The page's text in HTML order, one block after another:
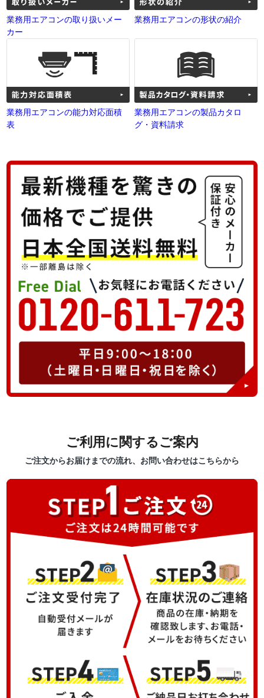
業務用エアコンの取り扱いメー
カー
業務用エアコンの形状の紹介
業務用エアコンの能力対応面積
表
業務用エアコンの製品カタロ
グ・資料請求
ご利用に関するご案内
ご注文からお届けまでの流れ、お問い合わせはこちらから